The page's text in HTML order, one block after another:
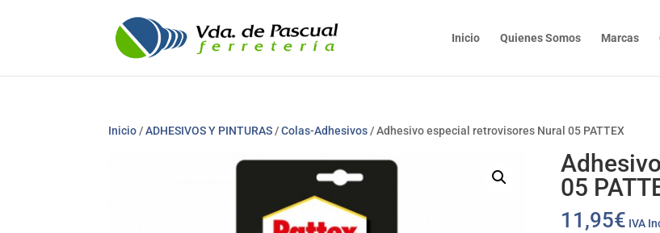
Inicio Quienes Somos Marcas
Inicio /ADHESIVOS Y PINTURAS /Colas-Adhesivos / Adhesivo especial retrovisores Nural 05 PATTEX
05
11,95€ IVA